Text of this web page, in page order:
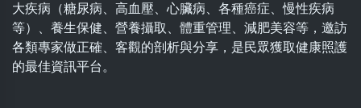
大疾病（糖尿病、高血壓、心臟病、各種癌症、慢性疾病
等）、養生保健、營養攝取、體重管理、減肥美容等，邀訪
各類專家做正確、客觀的剖析與分享，是民眾獲取健康照護
的最佳資訊平台。